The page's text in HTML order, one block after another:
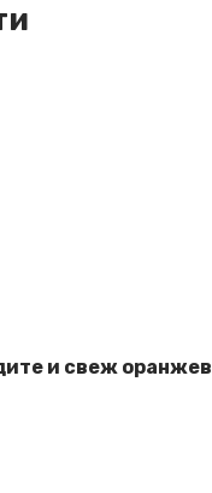
и свеж оранжев